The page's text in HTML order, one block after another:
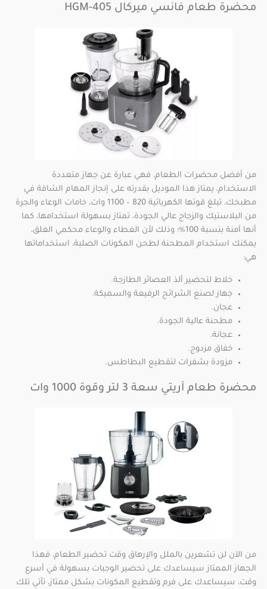
محضرة طعام فانسي ميركال HGM-405
من أفضل محضرات الطعام، فهي عبارة عن جهاز متعددة
الاستخدام، يمتاز هذا الموديل بقدرته على إنجاز المهام الشاقة في
مطبخك، تبلغ قوتها الكهربائية 820 – 1100 وات، خامات الوعاء والجرة
من البلاستيك والزجاج عالي الجودة، تمتاز بسهولة استخدامها، كما
أنها آمنة بنسبة 100%؛ وذلك لأن الغطاء والوعاء محكمي الغلق،
يمكنك استخدام المطحنة لطحن المكونات الصلبة، استخداماتها
هي:
خلاط لتحضير ألذ العصائر الطازجة.
جهاز لصنع الشرائح الرفيعة والسميكة.
عجان.
مطحنة عالية الجودة.
عجانة.
خفاق مزدوج.
مزودة بشفرات لتقطيع البطاطس.
محضرة طعام آريتي سعة 3 لتر وقوة 1000 وات
من الآن لن تشعرين بالملل والإرهاق وقت تحضير الطعام، فهذا
الجهاز الممتاز سيساعدك على تحضير الوجبات بسهولة في أسرع
وقت، سيساعدك على فرم وتقطيع المكونات بشكل ممتاز، تأتي تلك